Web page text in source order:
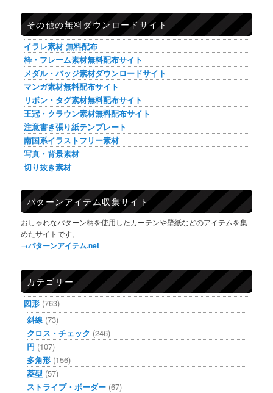
その他の無料ダウンロードサイト
イラレ素材 無料配布
枠・フレーム素材無料配布サイト
メダル・バッジ素材ダウンロードサイト
マンガ素材無料配布サイト
リボン・タグ素材無料配布サイト
王冠・クラウン素材無料配布サイト
注意書き張り紙テンプレート
南国系イラストフリー素材
写真・背景素材
切り抜き素材
パターンアイテム収集サイト
おしゃれなパターン柄を使用したカーテンや壁紙などのアイテムを集
めたサイトです。
→パターンアイテム.net
カテゴリー
図形 (763)
斜線 (73)
クロス・チェック (246)
円 (107)
多角形 (156)
菱型 (57)
ストライプ・ボーダー (67)